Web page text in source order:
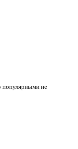
популярными не